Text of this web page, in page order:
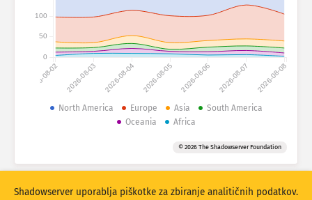
Statistika napadov: Naprave
Pomoč
Oznake
Razvrstite po
Stacking
Zloženo Prekrivanje
2026-08-02 2026-08-03 2026-08-04 2026-08-05 2026-08-06 2026-08-07 2026-08-08
0
50
100
North America Europe Asia
South America
Oceania
Africa
© 2026 The Shadowserver Foundation
Shadowserver uporablja piškotke za zbiranje analitičnih podatkov.